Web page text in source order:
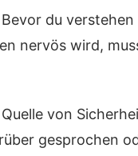
du
nervös wird,
Quelle von
gesprochen